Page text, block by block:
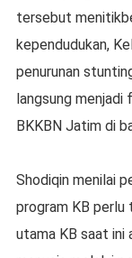
tersebut
kependudukan,
penurunan
langsung menjadi
BKKBN Jatim di
Shodiqin menilai
program KB perlu
utama KB saat ini